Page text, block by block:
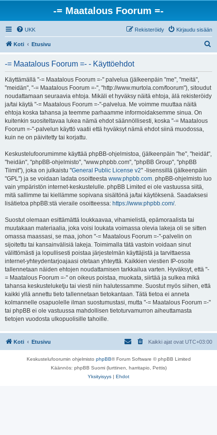
-= Maatalous Foorum =-
UKK Kirjaudu sisään
Rekisteröidy
Koti Etusivu
-= Maatalous Foorum =- - Käyttöehdot
Käyttämällä "-= Maatalous Foorum =-" palvelua (jälkeenpäin "me", "meitä",
"meidän", "-= Maatalous Foorum =-", "http://www.murtola.com/foorum"), sitoudut
noudattamaan seuraavia ehtoja. Mikäli et hyväksy näitä ehtoja, älä rekisteröidy
ja/tai käytä "-= Maatalous Foorum =-"-palvelua. Me voimme muuttaa näitä
ehtoja koska tahansa ja teemme parhaamme informoidaksemme sinua. On
kuitenkin suositeltavaa lukea nämä ehdot säännöllisesti, koska "-= Maatalous
Foorum =-"-palvelun käyttö vaatii että hyväksyt nämä ehdot siinä muodossa,
kuin ne on päivitetty tai korjattu.
Keskustelufoorumimme käyttää phpBB-ohjelmistoa, (jälkeenpäin "he", "heidät",
"heidän", "phpBB-ohjelmisto", "www.phpbb.com", "phpBB Group", "phpBB
Tiimit"), joka on julkaistu "General Public License v2" -lisenssillä (jälkeenpäin
"GPL") ja se voidaan ladata osoitteesta www.phpbb.com. phpBB-ohjelmisto luo
vain ympäristön internet-keskustelulle. phpBB Limited ei ole vastuussa siitä,
mitä sallimme tai kiellämme sopivana sisältönä ja/tai käytöksenä. Saadaksesi
lisätietoa phpBB:stä vieraile osoitteessa: https://www.phpbb.com/.
Suostut olemaan esittämättä loukkaavaa, vihamielistä, epämoraalista tai
muutakaan materiaalia, joka voisi loukata voimassa olevia lakeja oli se sitten
omassa maassasi, se maa, johon "-= Maatalous Foorum =-"-palvelin on
sijoitettu tai kansainvälisiä lakeja. Toimimalla tätä vastoin voidaan sinut
välittömästi ja lopullisesti poistaa järjestelmän käyttäjistä ja tarvittaessa
internet-yhteydentarjoajaasi otetaan yhteyttä. Kaikkien viestien IP-osoite
tallennetaan näiden ehtojen noudattamisen tarkkailua varten. Hyväksyt, että "-
= Maatalous Foorum =-" on oikeus poistaa, muokata, siirtää ja sulkea mikä
tahansa keskusteluketju tai viesti niin halutessamme. Suostut myös siihen, että
kaikki yllä annettu tieto tallennetaan tietokantaan. Tätä tietoa ei anneta
kolmannelle osapuolelle ilman suostumustasi, mutta "-= Maatalous Foorum =-"
tai phpBB ei ole vastuussa mahdollisen tietoturvamurron aiheuttamasta
tietojen vuodosta ulkopuolisille tahoille.
Koti Etusivu Kaikki ajat ovat UTC+03:00
Keskustelufoorumin ohjelmisto phpBB® Forum Software © phpBB Limited
Käännös: phpBB Suomi (lurttinen, harritapio, Pettis)
Yksityisyys | Ehdot